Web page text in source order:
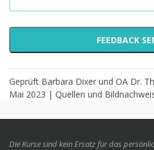
Geprüft Barbara Dixer und OA Dr.
Mai 2023 | Quellen und
Die Kurse sind kein Ersatz für das